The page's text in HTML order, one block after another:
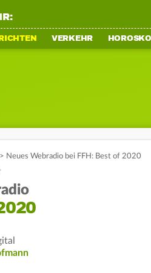
VERKEHR
> Neues Webradio bei FFH: Best of 2020